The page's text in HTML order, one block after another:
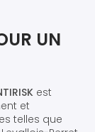
UN
est
et
telles que